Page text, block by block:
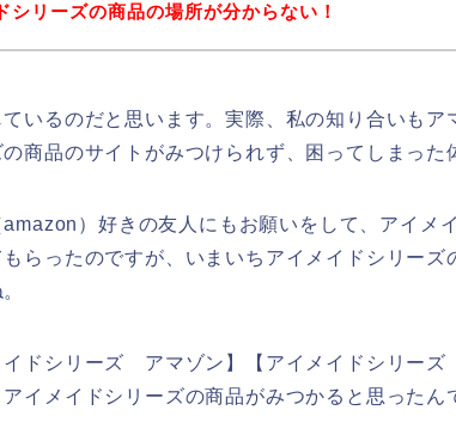
ドシリーズの商品の場所が分からない！
いるのだと思います。実際、私の知り合いもア
商品のサイトがみつけられず、困ってしまった
）好きの友人にもお願いをして、アイメ
らったのですが、いまいちアイメイドシリーズ
イドシリーズ アマゾン】【アイメイドシリー
イメイドシリーズの商品がみつかると思ったん